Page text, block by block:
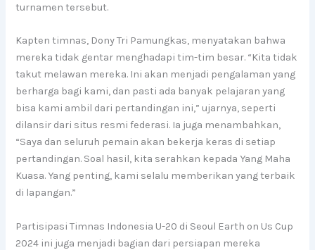
turnamen tersebut.
Kapten timnas, Dony Tri Pamungkas, menyatakan bahwa
mereka tidak gentar menghadapi tim-tim besar. “Kita tidak
takut melawan mereka. Ini akan menjadi pengalaman yang
berharga bagi kami, dan pasti ada banyak pelajaran yang
bisa kami ambil dari pertandingan ini,” ujarnya, seperti
dilansir dari situs resmi federasi. Ia juga menambahkan,
“Saya dan seluruh pemain akan bekerja keras di setiap
pertandingan. Soal hasil, kita serahkan kepada Yang Maha
Kuasa. Yang penting, kami selalu memberikan yang terbaik
di lapangan.”
Partisipasi Timnas Indonesia U-20 di Seoul Earth on Us Cup
2024 ini juga menjadi bagian dari persiapan mereka